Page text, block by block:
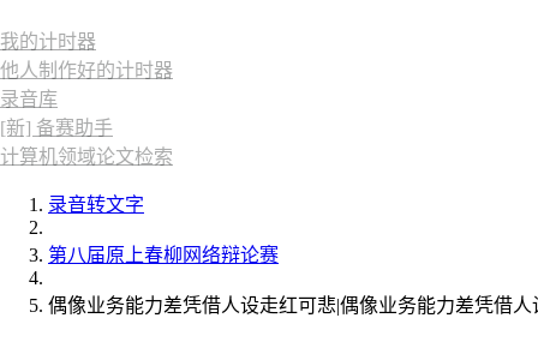
我的计时器
他人制作好的计时器
录音库
[新] 备赛助手
计算机领域论文检索
录音转文字
第八届原上春柳网络辩论赛
偶像业务能力差凭借人设走红可悲|偶像业务能力差凭借人